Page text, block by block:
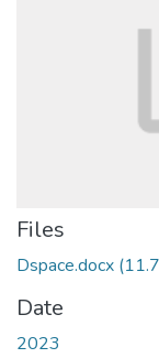
Files
Dspace.docx
Date
2023